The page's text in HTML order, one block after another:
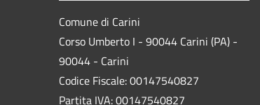
Comune di Carini
Corso Umberto I - 90044 Carini (PA) -
90044 - Carini
Codice Fiscale: 00147540827
Partita IVA: 00147540827